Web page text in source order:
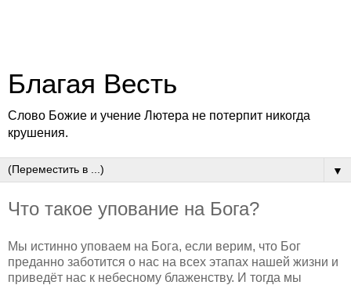
Благая Весть
Слово Божие и учение Лютера не потерпит никогда
крушения.
▼
Что такое упование на Бога?
Мы истинно уповаем на Бога, если верим, что Бог
преданно заботится о нас на всех этапах нашей жизни и
приведёт нас к небесному блаженству. И тогда мы